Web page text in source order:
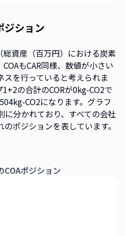
ジション
総資産（百万円）における炭素
もCAR同様、数値が小さい
を行っていると考えられま
の合計のCORが0kg-CO2で
CO2になります。グラフ
に分かれており、すべての会社
ポジションを表しています。
COAポジション